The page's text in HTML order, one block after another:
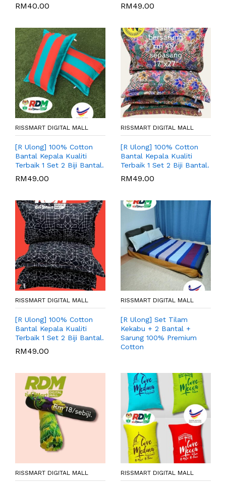
RM40.00 RM49.00
RISSMART DIGITAL MALL
[R Ulong] 100% Cotton
Bantal Kepala Kualiti
Terbaik 1 Set 2 Biji Bantal.
RM49.00
RISSMART DIGITAL MALL
[R Ulong] 100% Cotton
Bantal Kepala Kualiti
Terbaik 1 Set 2 Biji Bantal.
RM49.00
RISSMART DIGITAL MALL
[R Ulong] 100% Cotton
Bantal Kepala Kualiti
Terbaik 1 Set 2 Biji Bantal.
RM49.00
RISSMART DIGITAL MALL
[R Ulong] Set Tilam
Kekabu + 2 Bantal +
Sarung 100% Premium
Cotton
RISSMART DIGITAL MALL RISSMART DIGITAL MALL